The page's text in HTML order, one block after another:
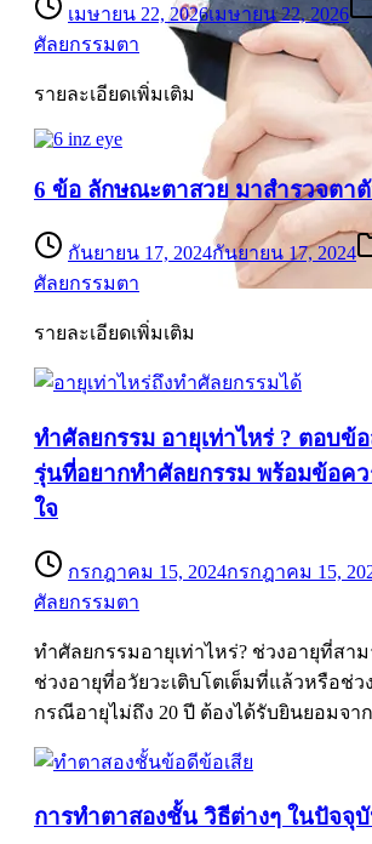
เมษายน 22, 2026เมษายน 22, 2026
ศัลยกรรมตา
รายละเอียดเพิ่มเติม
6 ข้อ ลักษณะตาสวย มาสำรวจตาตั
กันยายน 17, 2024กันยายน 17, 2024
ศัลยกรรมตา
รายละเอียดเพิ่มเติม
ทำศัลยกรรม อายุเท่าไหร่ ? ตอบข้
รุ่นที่อยากทำศัลยกรรม พร้อมข้อค
ใจ
กรกฎาคม 15, 2024กรกฎาคม 15,
ศัลยกรรมตา
ทำศัลยกรรมอายุเท่าไหร่? ช่วงอายุที่สา
ช่วงอายุที่อวัยวะเติบโตเต็มที่แล้วหรือช่ว
กรณีอายุไม่ถึง 20 ปี ต้องได้รับยินยอมจา
การทำตาสองชั้น วิธีต่างๆ ในปัจจุ